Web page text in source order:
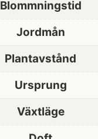
Blommningstid
Jordmån
Plantavstånd
Ursprung
Växtläge